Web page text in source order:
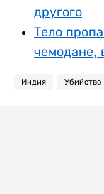
другого
Тело
чемодане,
Индия Убийство